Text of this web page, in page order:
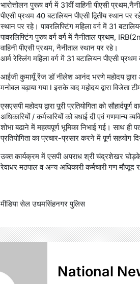
भारोत्तोलन पुरूष वर्ग में 31वीं वाहिनी पीएसी
पीएसी प्रथम 40 बटालियन पीएसी द्वितीय स्थान पर
स्थान पर रहे। पावरलिफ्टिंग महिला वर्ग में 31
पावरलिफ्टिंग पुरुष वर्ग वर्ग में नैनीताल प्रथम,
वाहिनी पीएसी प्रथम, नैनीताल स्थान पर रहे।
आर्म रेस्लिंग महिला वर्ग में 31 बटालियन पीएसी प्रथम व
आईजी कुमायूँ रेंज डॉ नीलेश आनंद भरणे महोदय
मनोबल बढ़ाया गया l इसके बाद महोदय द्वारा विजेता
एसएसपी महोदय द्वारा पूरी प्रतियोगिता को
अधिकारियों / कर्मचारियों को बधाई दी एवं गणमान्य
शोभा बढाने में महत्वपूर्ण भूमिका निभाई गई। साथ
प्रतियोगिता का प्रचार-प्रसार करने में पूर्ण सहयोग
उक्त कार्यक्रम में एसपी अपराध श्री चंद्रशेखर
रेवाधर मठपाल व अन्य अधिकारी कर्मचारी गण मौजूद
मीडिया सेल उधमसिंहनगर पुलिस
National